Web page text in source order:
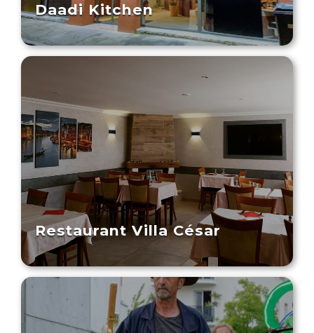
Daadi Kitchen
Restaurant Villa César